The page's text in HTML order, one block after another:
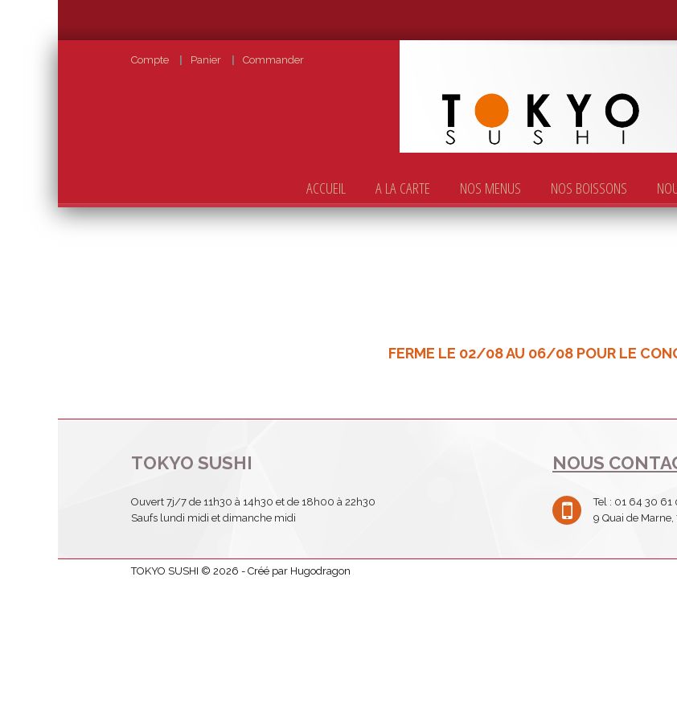
Compte Panier Commander
ACCUEIL A LA CARTE NOS MENUS NOS BOISSONS
FERME LE 02/08 AU 06/08 POUR LE
TOKYO SUSHI
Ouvert 7j/7 de 11h30 à 14h30 et de 18h00 à 22h30
Saufs lundi midi et dimanche midi
NOUS
Tel : 01 64 30 61
9 Quai de
TOKYO SUSHI © 2026 - Créé par Hugodragon